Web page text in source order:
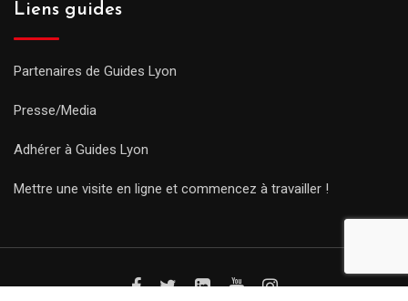
Liens guides
Partenaires de Guides Lyon
Presse/Media
Adhérer à Guides Lyon
Mettre une visite en ligne et commencez à travailler !